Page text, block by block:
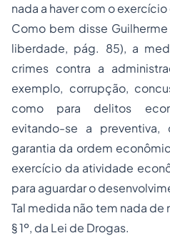
nada a haver com o
Como bem disse
liberdade, pág. 85), a
crimes contra a
exemplo, corrupção,
como para delitos
evitando-se a
garantia da ordem
exercício da atividade
para aguardar o
Tal medida não tem nada de
§ 1º, da Lei de Drogas.